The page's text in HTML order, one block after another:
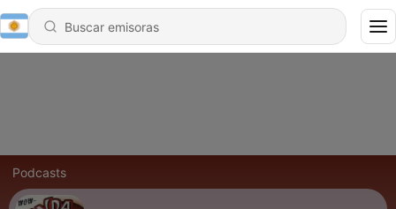
Podcasts